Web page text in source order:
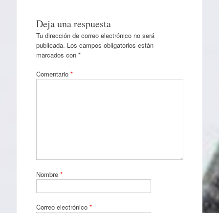
Deja una respuesta
Tu dirección de correo electrónico no será
publicada. Los campos obligatorios están
marcados con *
Comentario *
Nombre *
Correo electrónico *